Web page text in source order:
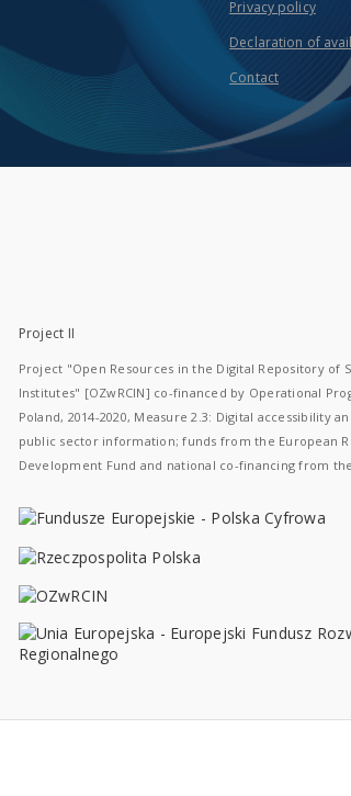
Privacy policy
Declaration of
Contact
Project II
Project "Open Resources in the Digital Repository of
Institutes" [OZwRCIN] co-financed by Operational
Poland, 2014-2020, Measure 2.3: Digital accessibility
public sector information; funds from the European
Development Fund and national co-financing from